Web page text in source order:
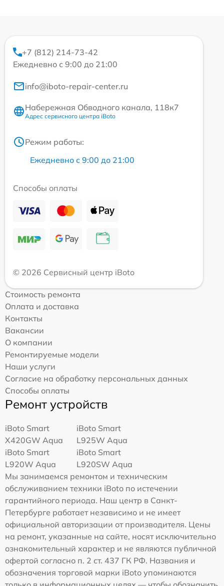
+7 (812) 214-73-42
Ежедневно с 9:00 до 21:00
info@iboto-repair-center.ru
Набережная Обводного канала, 118к7
Адрес сервисного центра iBoto
Режим работы:
Ежедневно с 9:00 до 21:00
Способы оплаты
© 2026 Сервисный центр iBoto
Стоимость ремонта
Оплата и доставка
Контакты
Вакансии
О компании
Ремонтируемые модели
Наши услуги
Согласие на обработку персональных данных
Способы оплаты
Ремонт устройств
iBoto Smart
Х420GW Aqua
iBoto Smart
L925W Aqua
iBoto Smart
L920W Aqua
iBoto Smart
L920SW Aqua
Мы занимаемся ремонтом и техническим
обслуживанием техники iBoto по истечении
гарантийного периода. Наш центр в Санкт-
Петербурге работает независимо и не имеет
официальной авторизации от производителя. Цены
на ремонт, указанные на сайте, носят исключительно
ознакомительный характер и не являются публичной
офертой согласно п. 2 ст. 437 ГК РФ. Названия и
обозначения торговой марки iBoto упоминаются